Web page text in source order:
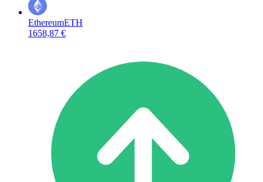
EthereumETH
1658,87 €